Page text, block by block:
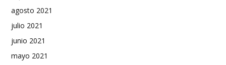
agosto 2021
julio 2021
junio 2021
mayo 2021